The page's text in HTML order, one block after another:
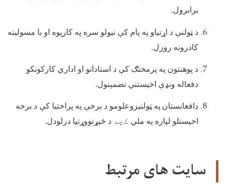
برابرول.
د ټولنې د اړتياو په پام کې نيولو سره په کارپوه او با مسوليته
کادرونه روزل.
د پوهنتون په پرمختګ کې د استادانو او اداري کارکونکو
دفعاله ونډې اخيستني تضمېنول.
دافغانستان په ټولنيزوعلومو د برخې په پراختيا کې د برخه
اخيستلو لپاره په ملي کچه د څيړنووړتيا درلودل.
سایت های مرتبط